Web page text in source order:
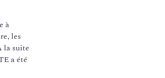
à
les
la suite
a été